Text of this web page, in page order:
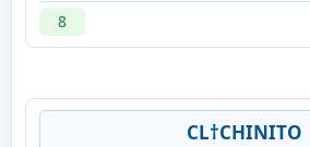
8
CL†CHINITO